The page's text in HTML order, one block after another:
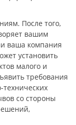
После того,
вашим
ваша компания
установить
малого и
требования
со стороны